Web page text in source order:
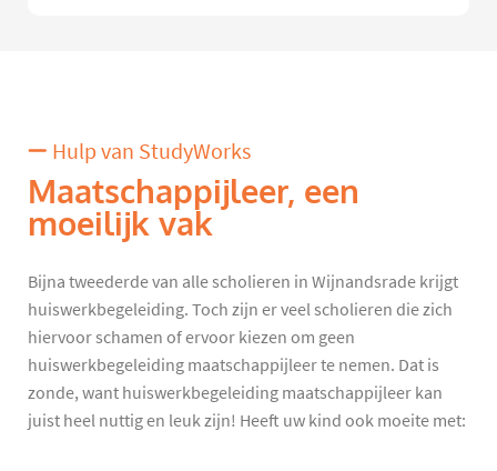
Hulp van StudyWorks
Maatschappijleer, een
moeilijk vak
Bijna tweederde van alle scholieren in Wijnandsrade krijgt
huiswerkbegeleiding. Toch zijn er veel scholieren die zich
hiervoor schamen of ervoor kiezen om geen
huiswerkbegeleiding maatschappijleer te nemen. Dat is
zonde, want huiswerkbegeleiding maatschappijleer kan
juist heel nuttig en leuk zijn! Heeft uw kind ook moeite met: